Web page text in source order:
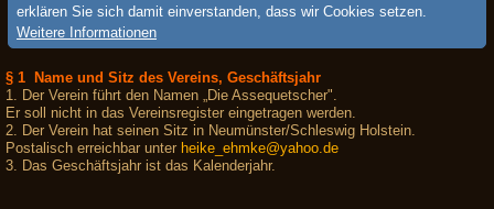
erklären Sie sich damit einverstanden, dass wir Cookies setzen.
Weitere Informationen
§ 1 Name und Sitz des Vereins, Geschäftsjahr
1. Der Verein führt den Namen „Die Assequetscher".
Er soll nicht in das Vereinsregister eingetragen werden.
2. Der Verein hat seinen Sitz in Neumünster/Schleswig Holstein.
Postalisch erreichbar unter heike_ehmke@yahoo.de
3. Das Geschäftsjahr ist das Kalenderjahr.